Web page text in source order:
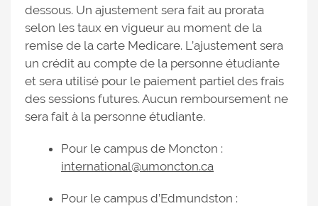
dessous. Un ajustement sera fait au prorata
selon les taux en vigueur au moment de la
remise de la carte Medicare. L’ajustement sera
un crédit au compte de la personne étudiante
et sera utilisé pour le paiement partiel des frais
des sessions futures. Aucun remboursement ne
sera fait à la personne étudiante.
Pour le campus de Moncton :
international@umoncton.ca
Pour le campus d’Edmundston :